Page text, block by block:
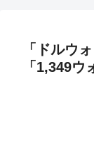
「ドルウ
「1,349